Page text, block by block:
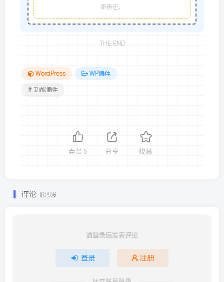
律责任。
THE END
WordPress WP插件
# 功能插件
点赞 5 分享 收藏
评论 抢沙发
请登录后发表评论
登录 注册